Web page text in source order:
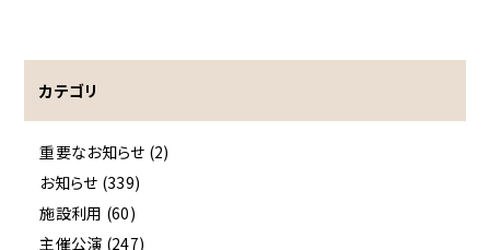
カテゴリ
重要なお知らせ (2)
お知らせ (339)
施設利用 (60)
主催公演 (247)